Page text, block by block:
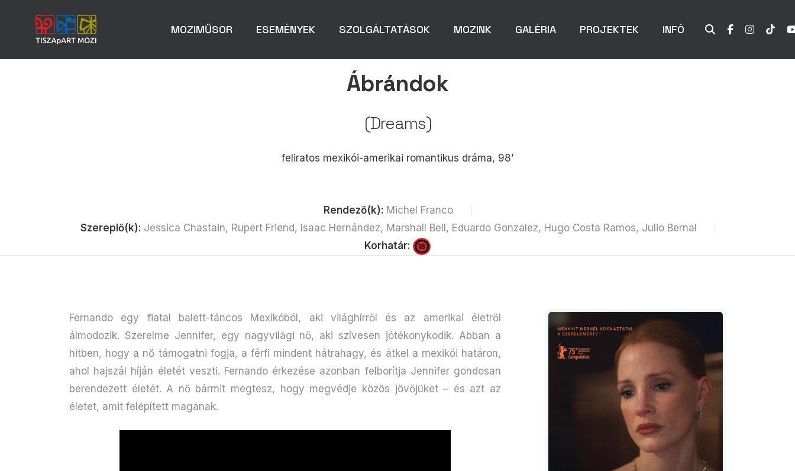
MOZIMŰSOR ESEMÉNYEK SZOLGÁLTATÁSOK MOZINK GALÉRIA PROJEKTEK INFÓ
Ábrándok
(Dreams)
feliratos mexikói-amerikai romantikus dráma, 98’
Rendező(k): Michel Franco
Szereplő(k): Jessica Chastain, Rupert Friend, Isaac Hernández, Marshall Bell, Eduardo Gonzalez, Hugo Costa Ramos, Julio Bernal
Korhatár:
Fernando egy fiatal balett-táncos Mexikóból, aki világhírről és az amerikai életről
álmodozik. Szerelme Jennifer, egy nagyvilági nő, aki szívesen jótékonykodik. Abban a
hitben, hogy a nő támogatni fogja, a férfi mindent hátrahagy, és átkel a mexikói határon,
ahol hajszál híján életét veszti. Fernando érkezése azonban felborítja Jennifer gondosan
berendezett életét. A nő bármit megtesz, hogy megvédje közös jövőjüket – és azt az
életet, amit felépített magának.